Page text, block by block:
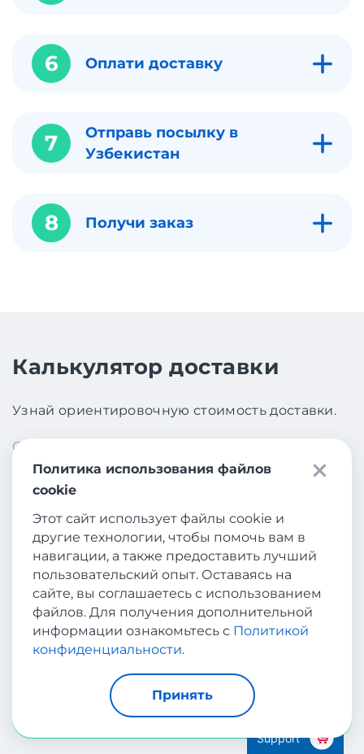
6 Оплати доставку
7
Отправь посылку в
Узбекистан
8 Получи заказ
Калькулятор доставки
Узнай ориентировочную стоимость доставки.
Откуда
АНГЛИЯ
Куда
УЗБЕКИСТАН
Вес
Рассчитать
Политика использования файлов
cookie
Этот сайт использует файлы cookie и
другие технологии, чтобы помочь вам в
навигации, а также предоставить лучший
пользовательский опыт. Оставаясь на
сайте, вы соглашаетесь с использованием
файлов. Для получения дополнительной
информации ознакомьтесь с Политикой
конфиденциальности.
Принять
Support